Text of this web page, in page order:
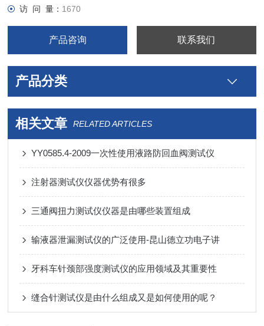
访 问 量： 1670
产品咨询 联系我们
产品分类
相关文章 RELATED ARTICLES
YY0585.4-2009一次性使用液路防回血阀测试仪
注射器测试仪仪器优势有很多
三通阀扭力测试仪仪器是由哪些装置组成
输液器泄漏测试仪的广泛使用-昆山德立功电子讲
牙科车针颈部强度测试仪的应用领域及其重要性
缝合针测试仪是由什么组成又是如何使用的呢？